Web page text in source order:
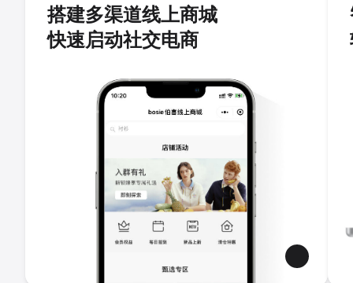
搭建多渠道线上商城
快速启动社交电商